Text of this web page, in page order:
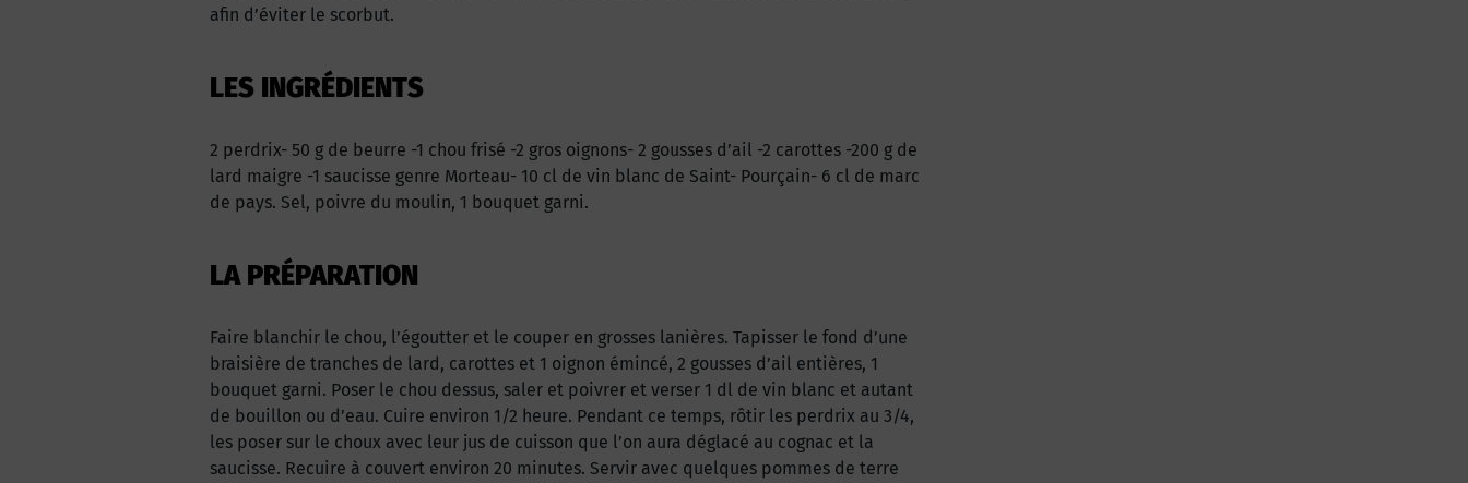
afin d’éviter le scorbut.
LES INGRÉDIENTS
2 perdrix- 50 g de beurre -1 chou frisé -2 gros oignons- 2 gousses d’ail -2 carottes -200 g de
lard maigre -1 saucisse genre Morteau- 10 cl de vin blanc de Saint- Pourçain- 6 cl de marc
de pays. Sel, poivre du moulin, 1 bouquet garni.
LA PRÉPARATION
Faire blanchir le chou, l’égoutter et le couper en grosses lanières. Tapisser le fond d’une
braisière de tranches de lard, carottes et 1 oignon émincé, 2 gousses d’ail entières, 1
bouquet garni. Poser le chou dessus, saler et poivrer et verser 1 dl de vin blanc et autant
de bouillon ou d’eau. Cuire environ 1/2 heure. Pendant ce temps, rôtir les perdrix au 3/4,
les poser sur le choux avec leur jus de cuisson que l’on aura déglacé au cognac et la
saucisse. Recuire à couvert environ 20 minutes. Servir avec quelques pommes de terre